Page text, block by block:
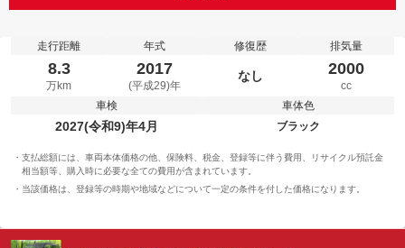
走行距離
8.3
万km
年式
2017
(平成29)年
修復歴
なし
排気量
2000
cc
車検
2027(令和9)年4月
車体色
ブラック
支払総額には、車両本体価格の他、保険料、税金、登録等に伴う費用、リサイクル預託金
相当額等、購入時に必要な全ての費用が含まれています。
当該価格は、登録等の時期や地域などについて一定の条件を付した価格になります。